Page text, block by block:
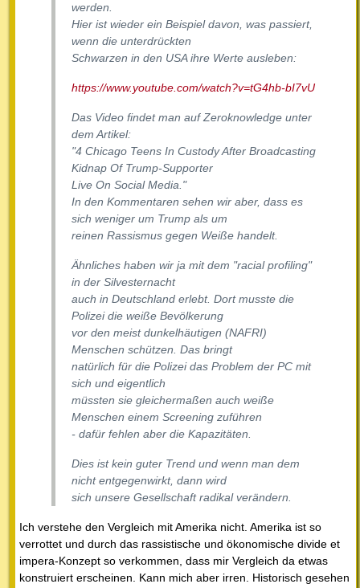
werden.
Hier ist wieder ein Beispiel davon, was passiert,
wenn die unterdrückten
Schwarzen in den USA ihre Werte ausleben:
https://www.youtube.com/watch?v=tG4hb-bI7vU
Das Video findet man auf Zeroknowledge unter
dem Artikel:
"4 Chicago Teens In Custody After Broadcasting
Kidnap Of Trump-Supporter
Live On Social Media."
In den Kommentaren sehen wir aber, dass es
sich weniger um Trump als um
reinen Rassismus gegen Weiße handelt.
Ähnliches haben wir ja mit dem "racial profiling"
in der Silvesternacht
auch in Deutschland erlebt. Dort musste die
Polizei die weiße Bevölkerung
vor den meist dunkelhäutigen (NAFRI)
Menschen schützen. Das bringt
natürlich für die Polizei das Problem der PC mit
sich und eigentlich
müssten sie gleichermaßen auch weiße
Menschen einem Screening zuführen
- dafür fehlen aber die Kapazitäten.
Dies ist kein guter Trend und wenn man dem
nicht entgegenwirkt, dann wird
sich unsere Gesellschaft radikal verändern.
Ich verstehe den Vergleich mit Amerika nicht. Amerika ist so
verrottet und durch das rassistische und ökonomische divide et
impera-Konzept so verkommen, dass mir Vergleich da etwas
konstruiert erscheinen. Kann mich aber irren. Historisch gesehen